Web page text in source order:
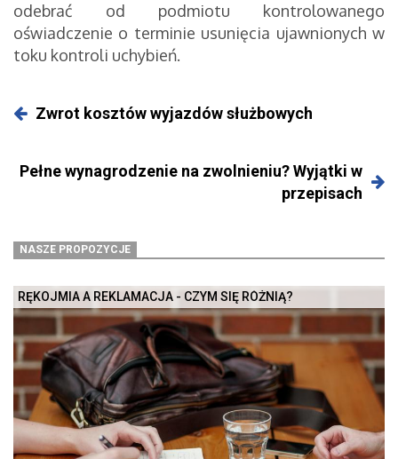
odebrać od podmiotu kontrolowanego
oświadczenie o terminie usunięcia ujawnionych w
toku kontroli uchybień.
Zwrot kosztów wyjazdów służbowych
Pełne wynagrodzenie na zwolnieniu? Wyjątki w
przepisach
NASZE PROPOZYCJE
RĘKOJMIA A REKLAMACJA - CZYM SIĘ RÓŻNIĄ?